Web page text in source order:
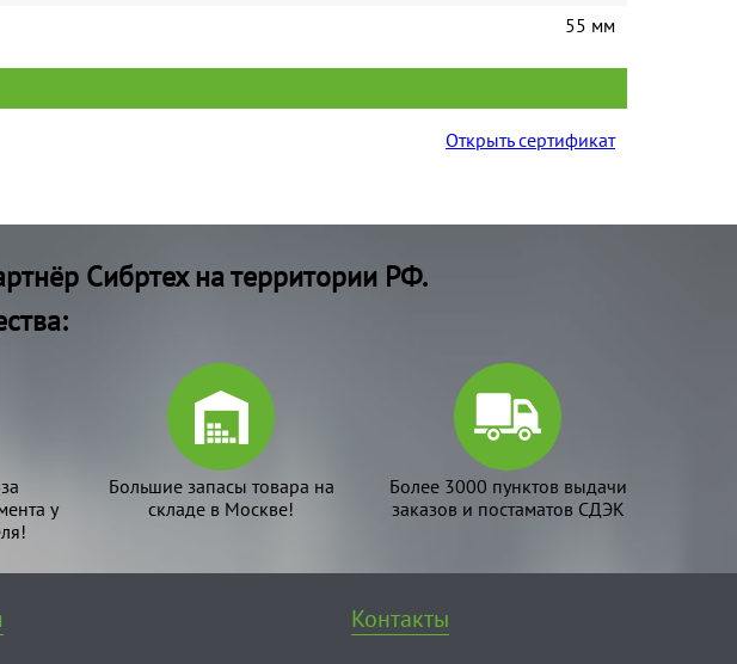
55 мм
Открыть сертификат
Сибртех на территории РФ.
у
Большие запасы товара на
складе в Москве!
Более 3000 пунктов выдачи
заказов и постаматов СДЭК
Контакты